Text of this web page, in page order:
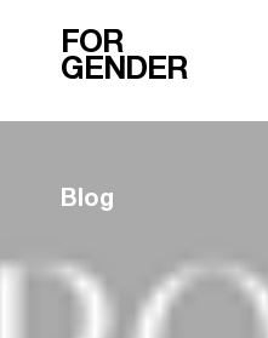
FOR
GENDER
Blog